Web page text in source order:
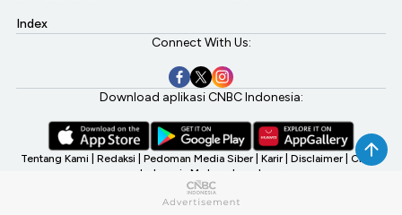
Index
Connect With Us:
Download aplikasi CNBC Indonesia:
Tentang Kami Redaksi Pedoman Media Siber Karir Disclaimer CNBC
Indonesia My Investment
©2026 CNBC Indonesia, A Transmedia Company